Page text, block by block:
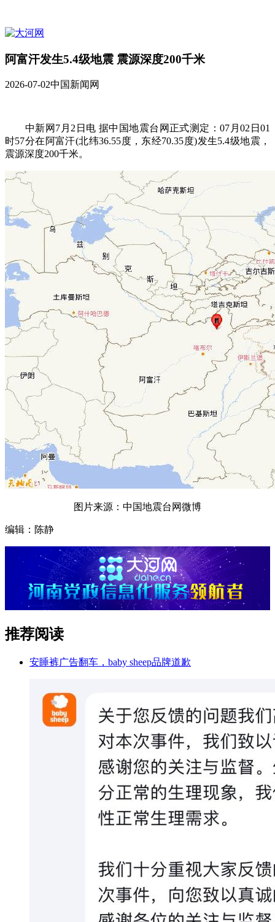
阿富汗发生5.4级地震 震源深度200千米
2026-07-02中国新闻网
中新网7月2日电 据中国地震台网正式测定：07月02日01
时57分在阿富汗(北纬36.55度，东经70.35度)发生5.4级地震，
震源深度200千米。
图片来源：中国地震台网微博
编辑：陈静
推荐阅读
安睡裤广告翻车，baby sheep品牌道歉